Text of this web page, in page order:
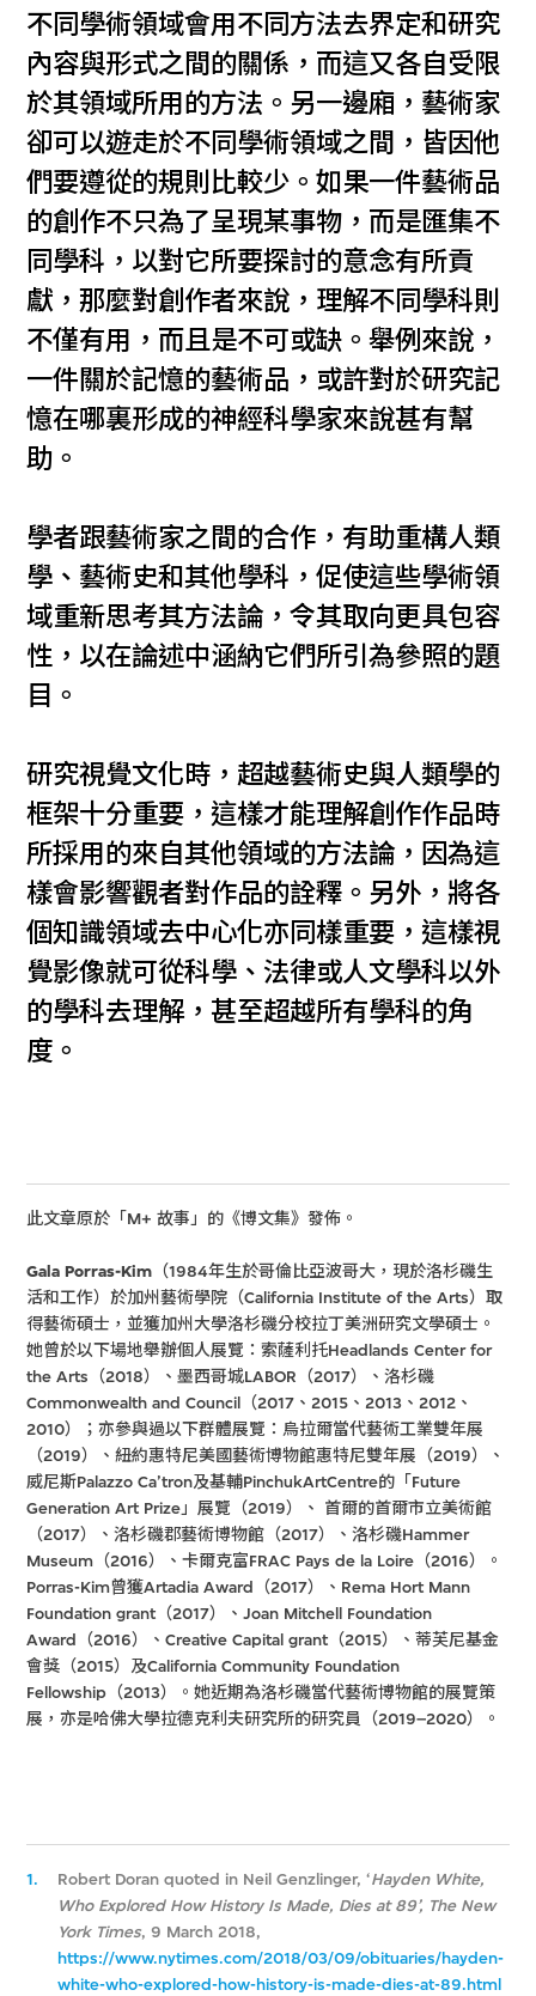
不同學術領域會用不同方法去界定和研究
內容與形式之間的關係，而這又各自受限
於其領域所用的方法。另一邊廂，藝術家
卻可以遊走於不同學術領域之間，皆因他
們要遵從的規則比較少。如果一件藝術品
的創作不只為了呈現某事物，而是匯集不
同學科，以對它所要探討的意念有所貢
獻，那麼對創作者來說，理解不同學科則
不僅有用，而且是不可或缺。舉例來說，
一件關於記憶的藝術品，或許對於研究記
憶在哪裏形成的神經科學家來說甚有幫
助。
學者跟藝術家之間的合作，有助重構人類
學、藝術史和其他學科，促使這些學術領
域重新思考其方法論，令其取向更具包容
性，以在論述中涵納它們所引為參照的題
目。
研究視覺文化時，超越藝術史與人類學的
框架十分重要，這樣才能理解創作作品時
所採用的來自其他領域的方法論，因為這
樣會影響觀者對作品的詮釋。另外，將各
個知識領域去中心化亦同樣重要，這樣視
覺影像就可從科學、法律或人文學科以外
的學科去理解，甚至超越所有學科的角
度。
此文章原於「M+ 故事」的《博文集》發佈。
Gala Porras-Kim （1984年生於哥倫比亞波哥大，現於洛杉磯生
活和工作）於加州藝術學院（California Institute of the Arts）取
得藝術碩士，並獲加州大學洛杉磯分校拉丁美洲研究文學碩士。
她曾於以下場地舉辦個人展覽：索薩利托Headlands Center for
the Arts（2018）、墨西哥城LABOR（2017）、洛杉磯
Commonwealth and Council（2017、2015、2013、2012、
2010）；亦參與過以下群體展覽：烏拉爾當代藝術工業雙年展
（2019）、紐約惠特尼美國藝術博物館惠特尼雙年展（2019）、
威尼斯Palazzo Ca’tron及基輔PinchukArtCentre的「Future
Generation Art Prize」展覽（2019）、 首爾的首爾市立美術館
（2017）、洛杉磯郡藝術博物館（2017）、洛杉磯Hammer
Museum（2016）、卡爾克富FRAC Pays de la Loire（2016）。
Porras-Kim曾獲Artadia Award（2017）、Rema Hort Mann
Foundation grant（2017）、Joan Mitchell Foundation
Award（2016）、Creative Capital grant（2015）、蒂芙尼基金
會獎（2015）及California Community Foundation
Fellowship（2013）。她近期為洛杉磯當代藝術博物館的展覽策
展，亦是哈佛大學拉德克利夫研究所的研究員（2019–2020）。
1. Robert Doran quoted in Neil Genzlinger, ‘Hayden White,
Who Explored How History Is Made, Dies at 89’, The New
York Times, 9 March 2018,
https://www.nytimes.com/2018/03/09/obituaries/hayden-
white-who-explored-how-history-is-made-dies-at-89.html